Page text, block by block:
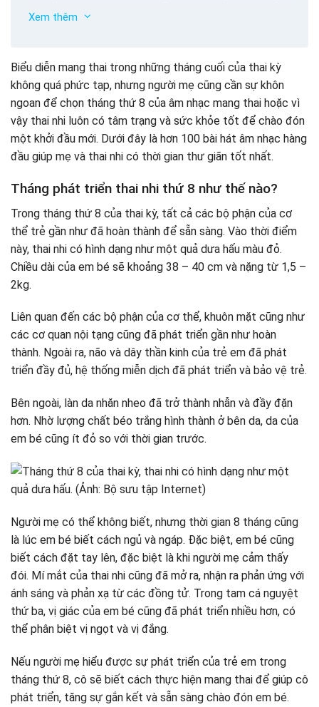
Hơn 100 tháng mang thai tốt nhất cho mẹ
Bài hát tình yêu của Beethoven Vol.2
Mang thai của Richard Wagne
Âm nhạc của thai kỳ trong tháng thứ 8 cho thai nhi
Âm nhạc thiền, yoga giúp các bà mẹ và thư giãn của thai
nhi trong tháng thứ 8
Âm nhạc thai nhi Phật tử cho thai nhi trong tháng thứ 8
5 ghi chú Khi nghe nhạc mang thai vào tháng thứ 8, mẹ
cần biết
Môi trường nghe nhạc
Thời gian nghe nhạc
Thời gian nghe nhạc
Chọn loại nhạc phù hợp
Xem thêm
Biểu diễn mang thai trong những tháng cuối của thai kỳ
không quá phức tạp, nhưng người mẹ cũng cần sự khôn
ngoan để chọn tháng thứ 8 của âm nhạc mang thai hoặc vì
vậy thai nhi luôn có tâm trạng và sức khỏe tốt để chào đón
một khởi đầu mới. Dưới đây là hơn 100 bài hát âm nhạc hàng
đầu giúp mẹ và thai nhi có thời gian thư giãn tốt nhất.
Tháng phát triển thai nhi thứ 8 như thế nào?
Trong tháng thứ 8 của thai kỳ, tất cả các bộ phận của cơ
thể trẻ gần như đã hoàn thành để sẵn sàng. Vào thời điểm
này, thai nhi có hình dạng như một quả dưa hấu màu đỏ.
Chiều dài của em bé sẽ khoảng 38 – 40 cm và nặng từ 1,5 –
2kg.
Liên quan đến các bộ phận của cơ thể, khuôn mặt cũng như
các cơ quan nội tạng cũng đã phát triển gần như hoàn
thành. Ngoài ra, não và dây thần kinh của trẻ em đã phát
triển đầy đủ, hệ thống miễn dịch đã phát triển và bảo vệ trẻ.
Bên ngoài, làn da nhăn nheo đã trở thành nhẫn và đầy đặn
hơn. Nhờ lượng chất béo trắng hình thành ở bên da, da của
em bé cũng ít đỏ so với thời gian trước.
Người mẹ có thể không biết, nhưng thời gian 8 tháng cũng
là lúc em bé biết cách ngủ và ngáp. Đặc biệt, em bé cũng
biết cách đặt tay lên, đặc biệt là khi người mẹ cảm thấy
đói. Mí mắt của thai nhi cũng đã mở ra, nhận ra phản ứng với
ánh sáng và phản xạ từ các đồng tử. Trong tam cá nguyệt
thứ ba, vị giác của em bé cũng đã phát triển nhiều hơn, có
thể phân biệt vị ngọt và vị đắng.
Nếu người mẹ hiểu được sự phát triển của trẻ em trong
tháng thứ 8, cô sẽ biết cách thực hiện mang thai để giúp cô
phát triển, tăng sự gắn kết và sẵn sàng chào đón em bé.